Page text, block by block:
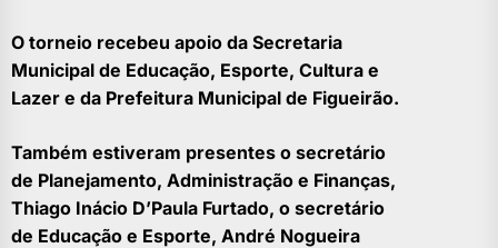
O torneio recebeu apoio da Secretaria
Municipal de Educação, Esporte, Cultura e
Lazer e da Prefeitura Municipal de Figueirão.
Também estiveram presentes o secretário
de Planejamento, Administração e Finanças,
Thiago Inácio D’Paula Furtado, o secretário
de Educação e Esporte, André Nogueira